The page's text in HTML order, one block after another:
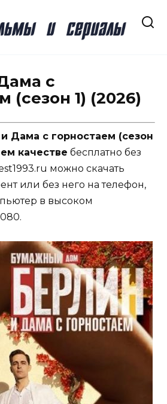
с
(сезон 1) (2026)
Дама с горностаем (сезон
качестве бесплатно без
можно скачать
или без него на телефон,
в высоком